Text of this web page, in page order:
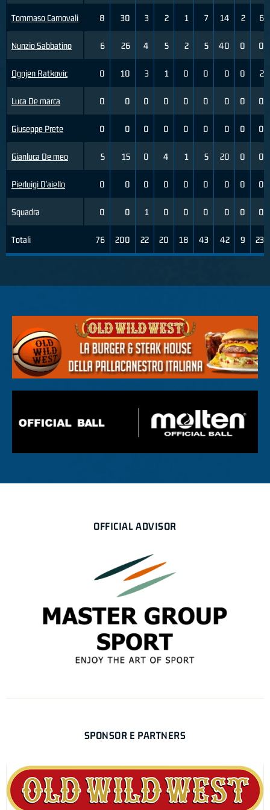
Tommaso Carnovali
Nunzio Sabbatino
Ognjen Ratkovic
Luca De marca
Giuseppe Prete
Gianluca De meo
Pierluigi D'aiello
Squadra
Totali
8 30 3 2 1 7 14 2 6
6 26 4 5 2 5 40 0 0
0 10 3 1 0 0 0 0 2
0 0 0 0 0 0 0 0 0
0 0 0 0 0 0 0 0 0
5 15 0 4 1 5 20 0 0
0 0 0 0 0 0 0 0 0
0 0 1 0 0 0 0 0 0
76 200 22 20 18 43 42 9 23
OFFICIAL ADVISOR
SPONSOR E PARTNERS